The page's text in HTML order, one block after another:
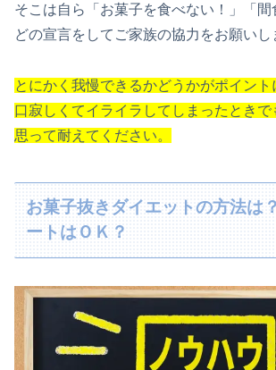
そこは自ら「お菓子を食べない！」「
どの宣言をしてご家族の協力をお願いし
とにかく我慢できるかどうかがポイント
口寂しくてイライラしてしまったときで
思って耐えてください。
お菓子抜きダイエットの方法は
ートはＯＫ？